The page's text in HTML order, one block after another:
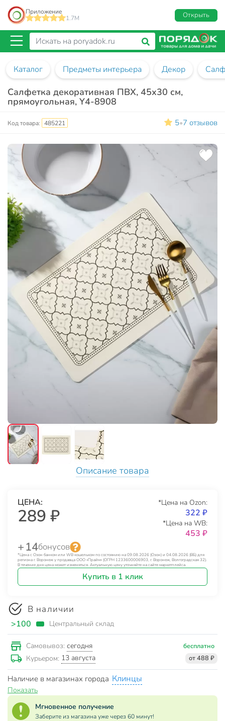
Приложение
1.7M
Открыть
Каталог Предметы интерьера Декор
Салфетка декоративная ПВХ, 45х30 см,
прямоугольная, Y4-8908
Код товара: 485221 5•7 отзывов
Описание товара
ЦЕНА:
289 ₽
*Цена на Ozon:
322 ₽
*Цена на WB:
453 ₽
+ 14бонусов
*Цена с Озон банком или WB кошельком по состоянию на 09.08.2026 (Озон) и 04.08.2026 (ВБ) для
региона г. Воронеж у продавца ООО «Прайм» (ОГРН 1233600006903, г. Воронеж, Волгоградская 32).
В течение дня цена может изменяться. Актуальную цену уточняйте на сайте маркетплейса.
Купить в 1 клик
В наличии
>100 Центральный склад
Самовывоз: сегодня бесплатно
Курьером: 13 августа от 488 ₽
Наличие в магазинах города Клинцы
Показать
Мгновенное получение
Заберите из магазина уже через 60 минут!